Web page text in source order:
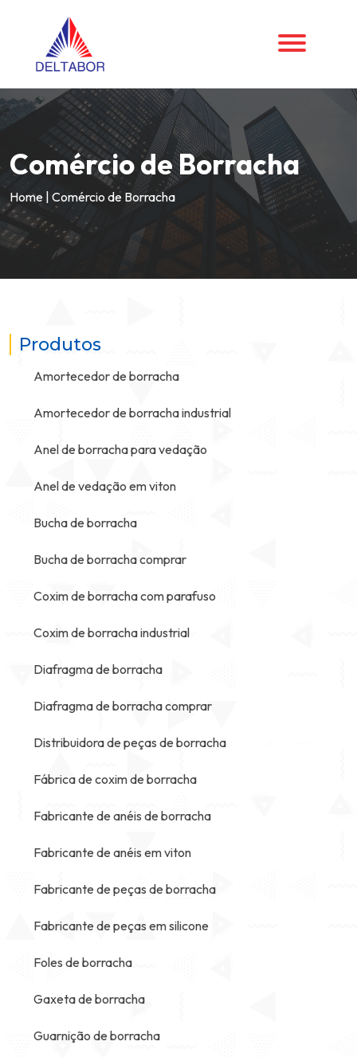
Comércio de Borracha
Home |Comércio de Borracha
Produtos
Amortecedor de borracha
Amortecedor de borracha industrial
Anel de borracha para vedação
Anel de vedação em viton
Bucha de borracha
Bucha de borracha comprar
Coxim de borracha com parafuso
Coxim de borracha industrial
Diafragma de borracha
Diafragma de borracha comprar
Distribuidora de peças de borracha
Fábrica de coxim de borracha
Fabricante de anéis de borracha
Fabricante de anéis em viton
Fabricante de peças de borracha
Fabricante de peças em silicone
Foles de borracha
Gaxeta de borracha
Guarnição de borracha